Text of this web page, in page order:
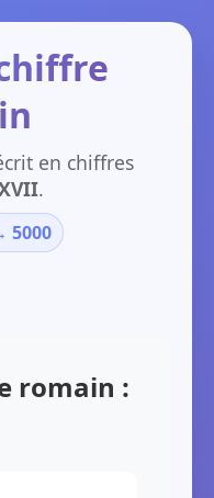
en chiffres
.
5000
romain :